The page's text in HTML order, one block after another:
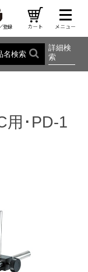
名検索
詳細検
索
用･PD-1